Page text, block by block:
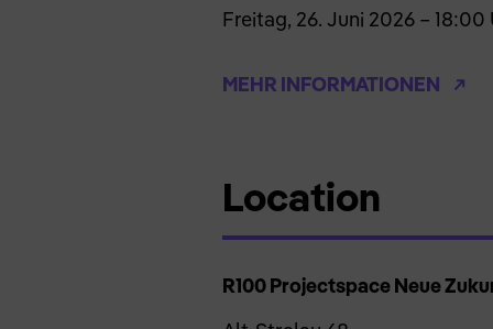
Freitag, 26. Juni 2026 – 18:00
MEHR INFORMATIONEN
Location
R100 Projectspace Neue